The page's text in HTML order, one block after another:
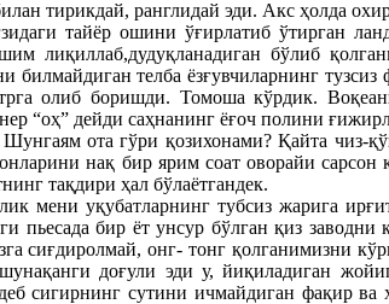
тирикдай, ранглидай эди. Акс ҳолда
тайёр ошини ўғирлатиб ўтирган
лиқиллаб,дудуқланадиган бўлиб
билмайдиган телба ёзғувчиларнинг
олиб боришди. Томоша кўрдик.
“оҳ” дейди саҳнанинг ёғоч полини
ота гўри қозихонами? Қайта
нақ бир ярим соат оворайи сарсон
тақдири ҳал бўлаётгандек.
мени уқубатларнинг тубсиз жарига
пьесада бир ёт унсур бўлган қиз
онг- тонг қолганимизни
доғули эди у, йиқиладиган
сигирнинг сутини ичмайдиган фақир ва